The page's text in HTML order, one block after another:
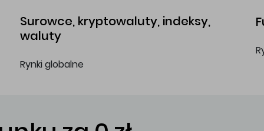
Surowce, kryptowaluty, indeksy,
waluty
Rynki globalne